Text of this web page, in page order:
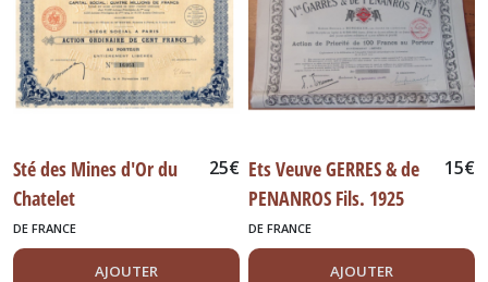
Sté des Mines d'Or du
Chatelet
25€
DE FRANCE
AJOUTER
Ets Veuve GERRES & de
PENANROS Fils. 1925
15€
DE FRANCE
AJOUTER